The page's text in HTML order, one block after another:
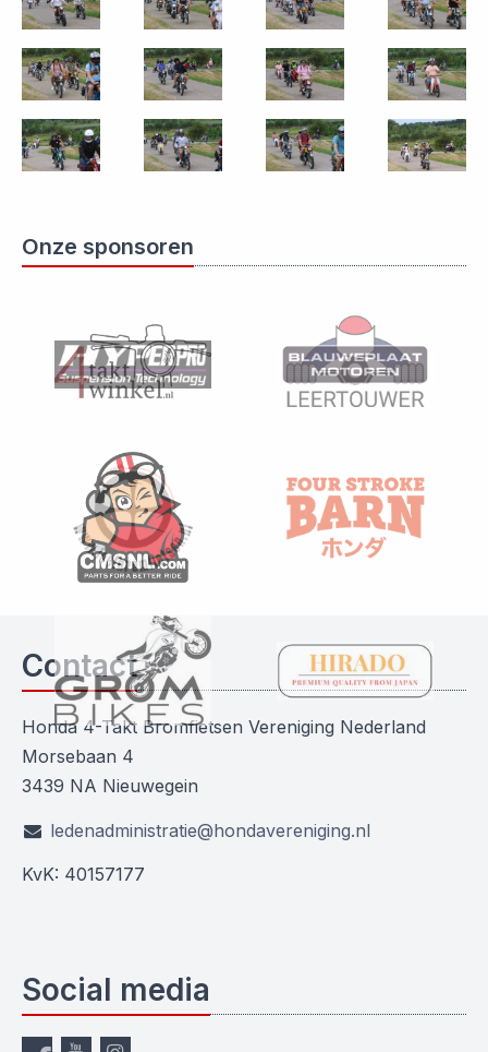
Onze sponsoren
Contact
Honda 4-Takt Bromfietsen Vereniging Nederland
Morsebaan 4
3439 NA Nieuwegein
ledenadministratie@hondavereniging.nl
KvK: 40157177
Social media